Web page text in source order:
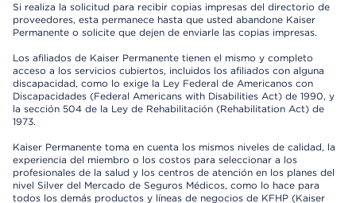
Si realiza la solicitud para recibir copias impresas del directorio de
proveedores, esta permanece hasta que usted abandone Kaiser
Permanente o solicite que dejen de enviarle las copias impresas.
Los afiliados de Kaiser Permanente tienen el mismo y completo
acceso a los servicios cubiertos, incluidos los afiliados con alguna
discapacidad, como lo exige la Ley Federal de Americanos con
Discapacidades (Federal Americans with Disabilities Act) de 1990, y
la sección 504 de la Ley de Rehabilitación (Rehabilitation Act) de
1973.
Kaiser Permanente toma en cuenta los mismos niveles de calidad, la
experiencia del miembro o los costos para seleccionar a los
profesionales de la salud y los centros de atención en los planes del
nivel Silver del Mercado de Seguros Médicos, como lo hace para
todos los demás productos y líneas de negocios de KFHP (Kaiser